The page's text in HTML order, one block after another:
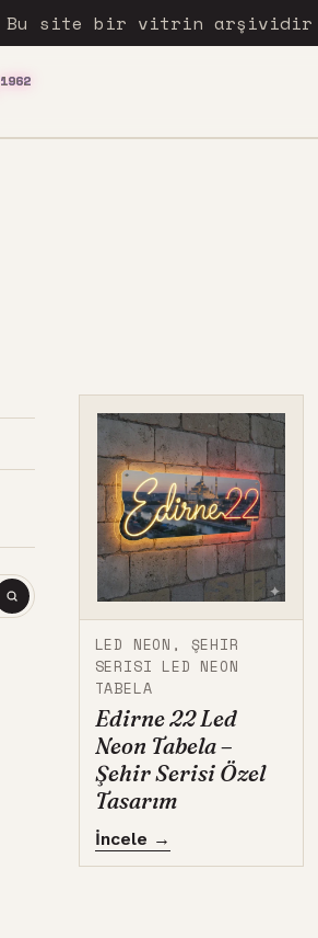
Bu site bir vitrin arşividir
1962
LED NEON , ŞEHIR
SERISI LED NEON
TABELA
Edirne 22 Led
Neon Tabela –
Şehir Serisi Özel
Tasarım
İncele →